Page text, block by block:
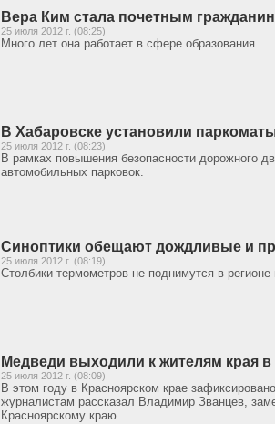
Вера Ким стала почетным
25 июля 2012 г. (08:25)
Много лет она работает в сфере образования
В Хабаровске установили
25 июля 2012 г. (08:23)
В рамках повышения безопасности дорожного
автомобильных парковок.
Синоптики обещают дождливые и
25 июля 2012 г. (08:19)
Столбики термометров не поднимутся в
Медведи выходили к жителям края в
25 июля 2012 г. (08:09)
В этом году в Красноярском крае
журналистам рассказал Владимир Званцев,
Красноярскому краю.